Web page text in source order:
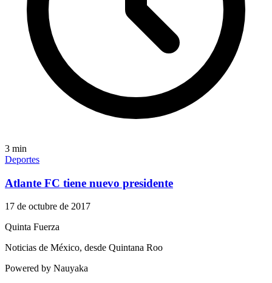
3 min
Deportes
Atlante FC tiene nuevo presidente
17 de octubre de 2017
Quinta Fuerza
Noticias de México, desde Quintana Roo
Powered by Nauyaka